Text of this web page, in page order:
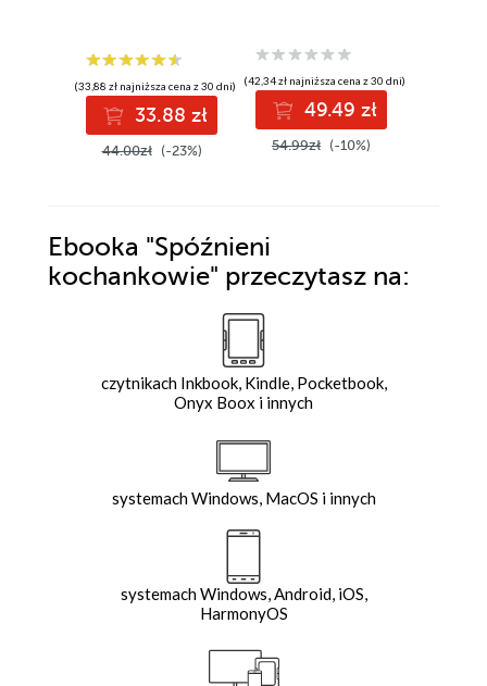
(33,88 zł najniższa cena z 30 dni)
33.88 zł
44.00zł (-23%)
(42,34 zł najniższa cena z 30 dni)
49.49 zł
54.99zł (-10%)
Ebooka "Spóźnieni
kochankowie" przeczytasz na:
czytnikach Inkbook, Kindle, Pocketbook,
Onyx Boox i innych
systemach Windows, MacOS i innych
systemach Windows, Android, iOS,
HarmonyOS